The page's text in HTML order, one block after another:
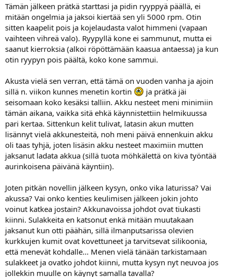
Tämän jälkeen prätkä starttasi ja pidin ryyppyä päällä, ei
mitään ongelmia ja jaksoi kiertää sen yli 5000 rpm. Otin
sitten kaapelit pois ja kojelaudasta valot himmeni (vapaan
vaihteen vihreä valo). Ryypyllä kone ei sammunut, mutta ei
saanut kierroksia (alkoi röpöttämään kaasua antaessa) ja kun
otin ryypyn pois päältä, koko kone sammui.
Akusta vielä sen verran, että tämä on vuoden vanha ja ajoin
sillä n. viikon kunnes menetin kortin
ja prätkä jäi
seisomaan koko kesäksi talliin. Akku nesteet meni minimiin
tämän aikana, vaikka sitä ehkä käynnistettiin helmikuussa
pari kertaa. Sittenkun kelit tulivat, latasin akun mutten
lisännyt vielä akkunesteitä, noh meni päivä ennenkuin akku
oli taas tyhjä, joten lisäsin akku nesteet maximiin mutten
jaksanut ladata akkua (sillä tuota möhkälettä on kiva työntää
aurinkoisena päivänä käyntiin).
Joten pitkän novellin jälkeen kysyn, onko vika laturissa? Vai
akussa? Vai onko kenties keulimisen jälkeen jokin johto
voinut katkea jostain? Akkunavoissa johdot ovat tiukasti
kiinni. Sulakkeita en katsonut enkä mitään muutakaan
jaksanut kun otti päähän, sillä ilmanputsarissa olevien
kurkkujen kumit ovat kovettuneet ja tarvitsevat silikoonia,
että menevät kohdalle... Menen vielä tänään tarkistamaan
sulakkeet ja ovatko johdot kiinni, mutta kysyn nyt neuvoa jos
jollekkin muulle on käynyt samalla tavalla?